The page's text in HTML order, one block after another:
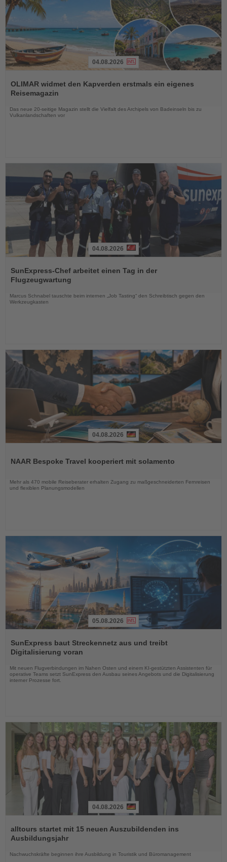
Sie
die
Nachrichten
04.08.2026
OLIMAR widmet den Kapverden erstmals ein eigenes
Reisemagazin
Das neue 20-seitige Magazin stellt die Vielfalt des Archipels von Badeinseln bis zu
Vulkanlandschaften vor
Sie
die
Nachrichten
04.08.2026
SunExpress-Chef arbeitet einen Tag in der
Flugzeugwartung
Marcus Schnabel tauschte beim internen „Job Tasting“ den Schreibtisch gegen den
Werkzeugkasten
die
04.08.2026
NAAR Bespoke Travel kooperiert mit solamento
Mehr als 470 mobile Reiseberater erhalten Zugang zu maßgeschneiderten Fernreisen
und flexiblen Planungsmodellen
Sie
die
Nachrichten
05.08.2026
SunExpress baut Streckennetz aus und treibt
Digitalisierung voran
Mit neuen Flugverbindungen im Nahen Osten und einem KI-gestützten Assistenten für
operative Teams setzt SunExpress den Ausbau seines Angebots und die Digitalisierung
interner Prozesse fort.
Sie
die
04.08.2026
alltours startet mit 15 neuen Auszubildenden ins
Ausbildungsjahr
Nachwuchskräfte beginnen ihre Ausbildung in Touristik und Büromanagement